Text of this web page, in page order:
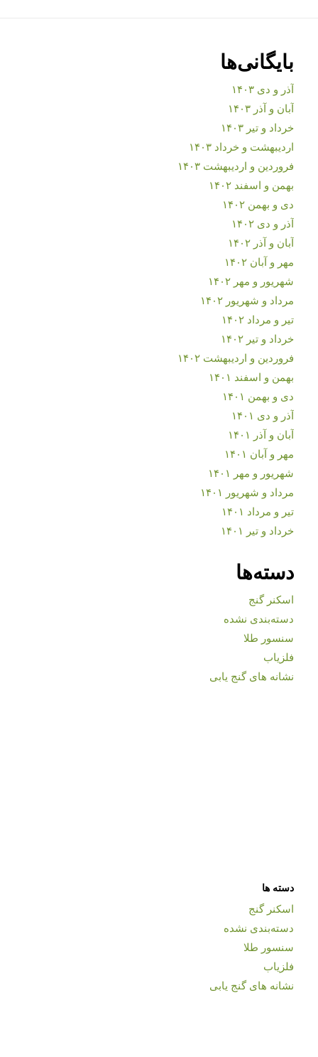
بایگانی‌ها
آذر و دی ۱۴۰۳
آبان و آذر ۱۴۰۳
خرداد و تیر ۱۴۰۳
اردیبهشت و خرداد ۱۴۰۳
فروردین و اردیبهشت ۱۴۰۳
بهمن و اسفند ۱۴۰۲
دی و بهمن ۱۴۰۲
آذر و دی ۱۴۰۲
آبان و آذر ۱۴۰۲
مهر و آبان ۱۴۰۲
شهریور و مهر ۱۴۰۲
مرداد و شهریور ۱۴۰۲
تیر و مرداد ۱۴۰۲
خرداد و تیر ۱۴۰۲
فروردین و اردیبهشت ۱۴۰۲
بهمن و اسفند ۱۴۰۱
دی و بهمن ۱۴۰۱
آذر و دی ۱۴۰۱
آبان و آذر ۱۴۰۱
مهر و آبان ۱۴۰۱
شهریور و مهر ۱۴۰۱
مرداد و شهریور ۱۴۰۱
تیر و مرداد ۱۴۰۱
خرداد و تیر ۱۴۰۱
دسته‌ها
اسکنر گنج
دسته‌بندی نشده
سنسور طلا
فلزیاب
نشانه های گنج یابی
دسته ها
اسکنر گنج
دسته‌بندی نشده
سنسور طلا
فلزیاب
نشانه های گنج یابی